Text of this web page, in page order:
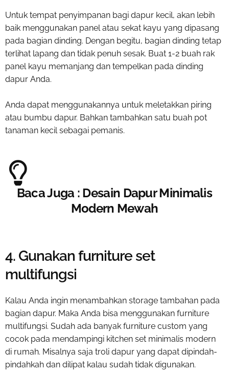
Untuk tempat penyimpanan bagi dapur kecil, akan lebih
baik menggunakan panel atau sekat kayu yang dipasang
pada bagian dinding. Dengan begitu, bagian dinding tetap
terlihat lapang dan tidak penuh sesak. Buat 1-2 buah rak
panel kayu memanjang dan tempelkan pada dinding
dapur Anda.
Anda dapat menggunakannya untuk meletakkan piring
atau bumbu dapur. Bahkan tambahkan satu buah pot
tanaman kecil sebagai pemanis.
Baca Juga : Desain Dapur Minimalis
Modern Mewah
4. Gunakan furniture set
multifungsi
Kalau Anda ingin menambahkan storage tambahan pada
bagian dapur. Maka Anda bisa menggunakan furniture
multifungsi. Sudah ada banyak furniture custom yang
cocok pada mendampingi kitchen set minimalis modern
di rumah. Misalnya saja troli dapur yang dapat dipindah-
pindahkah dan dilipat kalau sudah tidak digunakan.